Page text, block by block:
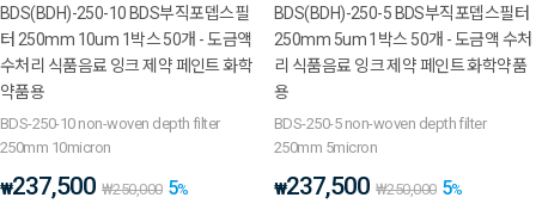
BDS(BDH)-250-10 BDS부직포뎁스필
터 250mm 10um 1박스 50개 - 도금액
수처리 식품음료 잉크 제약 페인트 화학
약품용
BDS-250-10 non-woven depth filter
250mm 10micron
₩237,500 ₩250,000 5%
BDS(BDH)-250-5 BDS부직포뎁스필터
250mm 5um 1박스 50개 - 도금액 수처
리 식품음료 잉크 제약 페인트 화학약품
용
BDS-250-5 non-woven depth filter
250mm 5micron
₩237,500 ₩250,000 5%